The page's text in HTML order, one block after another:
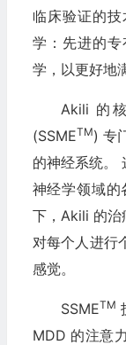
临床验证的
学：先进的
学，以更好地
Akili 的
(SSMETM) 专
的神经系统。
神经学领域
下，Akili 的治
对每个人进行
感觉。
SSMETM
MDD 的注意